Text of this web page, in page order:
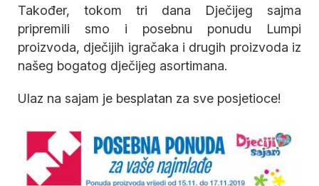
Također, tokom tri dana Dječijeg sajma
pripremili smo i posebnu ponudu Lumpi
proizvoda, dječijih igračaka i drugih proizvoda iz
našeg bogatog dječijeg asortimana.
Ulaz na sajam je besplatan za sve posjetioce!